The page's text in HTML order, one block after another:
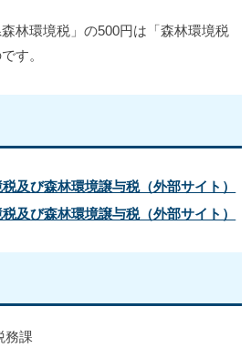
林環境税」の500円は「森林環境税
す。
び森林環境譲与税（外部サイト）
び森林環境譲与税（外部サイト）
務課